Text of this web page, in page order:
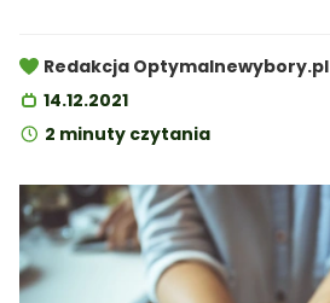
Redakcja Optymalnewybory.pl
14.12.2021
2 minuty czytania